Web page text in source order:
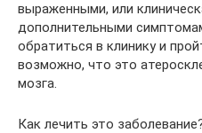
выраженными, или
дополнительными
обратиться в клинику и
возможно, что это
мозга.
Как лечить это